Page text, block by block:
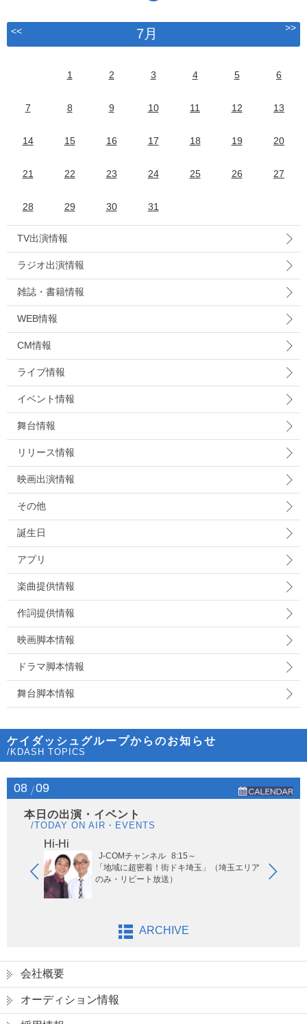
<< 7月 >>
1 2 3 4 5 6
7 8 9 10 11 12 13
14 15 16 17 18 19 20
21 22 23 24 25 26 27
28 29 30 31
TV出演情報
ラジオ出演情報
雑誌・書籍情報
WEB情報
CM情報
ライブ情報
イベント情報
舞台情報
リリース情報
映画出演情報
その他
誕生日
アプリ
楽曲提供情報
作詞提供情報
映画脚本情報
ドラマ脚本情報
舞台脚本情報
ケイダッシュグループからのお知らせ
/KDASH TOPICS
08 09
本日の出演・イベント
/TODAY ON AIR・EVENTS
Hi-Hi
J-COMチャンネル 8:15～
「地域に超密着！街ドキ埼玉」（埼玉エリア
のみ・リピート放送）
ARCHIVE
会社概要
オーディション情報